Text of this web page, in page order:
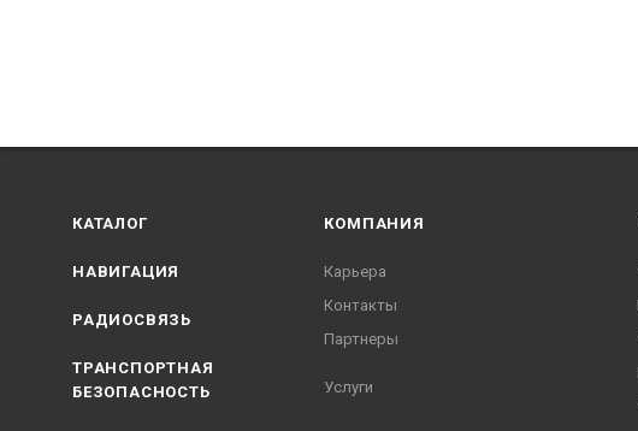
КАТАЛОГ
НАВИГАЦИЯ
РАДИОСВЯЗЬ
ТРАНСПОРТНАЯ
БЕЗОПАСНОСТЬ
КОМПАНИЯ
Карьера
Контакты
Партнеры
Услуги